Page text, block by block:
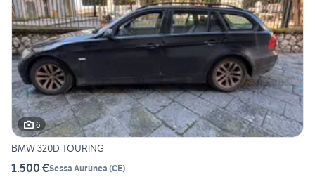
6
BMW 320D TOURING
1.500 €Sessa Aurunca (CE)